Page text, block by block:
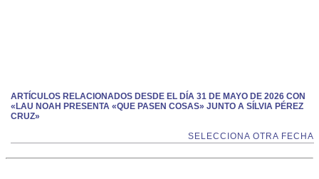
ARTÍCULOS RELACIONADOS DESDE EL DÍA 31 DE MAYO DE 2026 CON
«LAU NOAH PRESENTA «QUE PASEN COSAS» JUNTO A SÍLVIA PÉREZ
CRUZ»
SELECCIONA OTRA FECHA